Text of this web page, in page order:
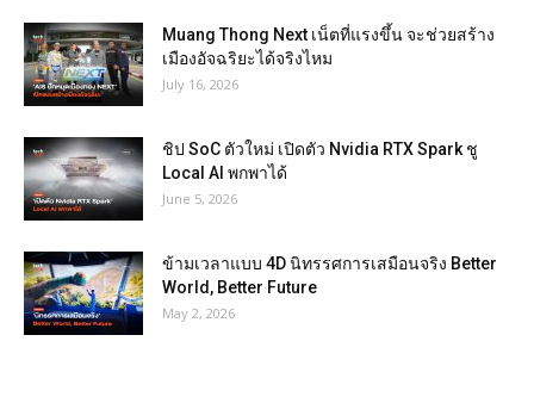
Muang Thong Next เน็ตที่แรงขึ้น จะช่วยสร้าง
เมืองอัจฉริยะได้จริงไหม
July 16, 2026
ชิป SoC ตัวใหม่ เปิดตัว Nvidia RTX Spark ชู
Local AI พกพาได้
June 5, 2026
ข้ามเวลาแบบ 4D นิทรรศการเสมือนจริง Better
World, Better Future
May 2, 2026